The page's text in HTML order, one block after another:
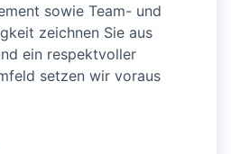
sowie Team- und
zeichnen Sie aus
ein respektvoller
setzen wir voraus